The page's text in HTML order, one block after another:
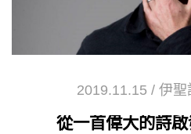
2019.11.15 / 伊聖
從一首偉大的詩